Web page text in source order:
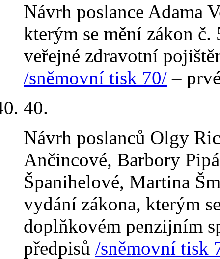
Návrh poslance Adama
kterým se mění zákon
veřejné zdravotní
/sněmovní tisk 70/ –
40.
Návrh poslanců Olgy
Ančincové, Barbory
Španihelové, Martina
vydání zákona, kterým
doplňkovém penzijním
předpisů /sněmovní tisk